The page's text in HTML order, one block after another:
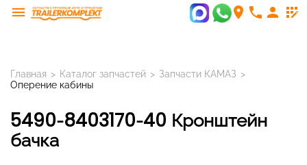
menu room phone person app_registration
Главная > Каталог запчастей > Запчасти КАМАЗ >
Оперение кабины
5490-8403170-40 Кронштейн
бачка